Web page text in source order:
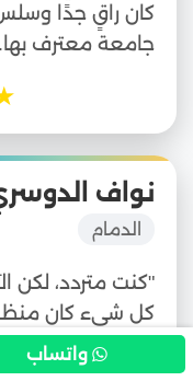
كان راقٍ جدًا
جامعة معترف
نواف
الدمام
"كنت متردد، لكن
كل شيء كان
واتساب